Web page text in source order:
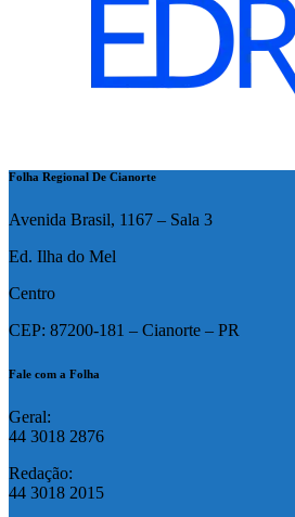
Folha Regional De Cianorte
Avenida Brasil, 1167 – Sala 3
Ed. Ilha do Mel
Centro
CEP: 87200-181 – Cianorte – PR
Fale com a Folha
Geral:
44 3018 2876
Redação:
44 3018 2015